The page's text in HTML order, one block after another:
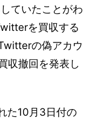
ていたことがわ
を買収する
の偽アカウ
収撤回を発表し
た10月3日付の